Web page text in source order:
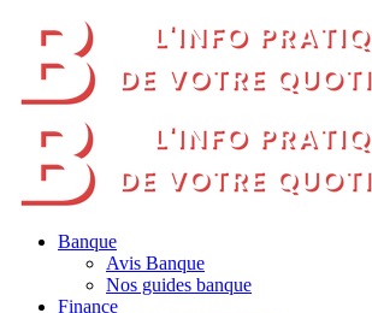
Banque
Avis Banque
Nos guides banque
Finance